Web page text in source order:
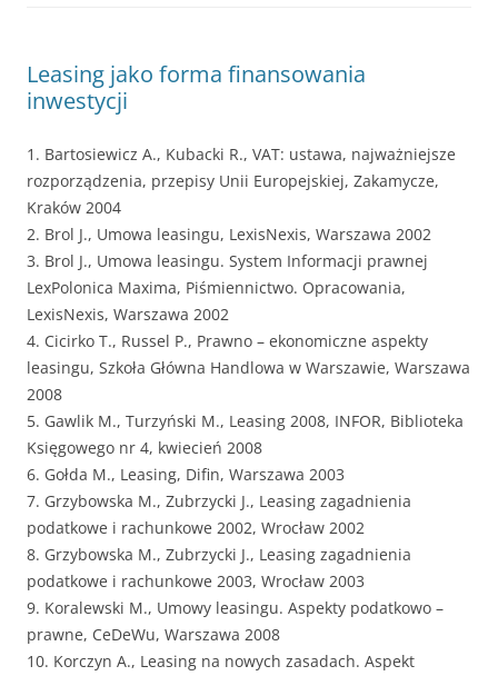
Leasing jako forma finansowania
inwestycji
1. Bartosiewicz A., Kubacki R., VAT: ustawa, najważniejsze
rozporządzenia, przepisy Unii Europejskiej, Zakamycze,
Kraków 2004
2. Brol J., Umowa leasingu, LexisNexis, Warszawa 2002
3. Brol J., Umowa leasingu. System Informacji prawnej
LexPolonica Maxima, Piśmiennictwo. Opracowania,
LexisNexis, Warszawa 2002
4. Cicirko T., Russel P., Prawno – ekonomiczne aspekty
leasingu, Szkoła Główna Handlowa w Warszawie, Warszawa
2008
5. Gawlik M., Turzyński M., Leasing 2008, INFOR, Biblioteka
Księgowego nr 4, kwiecień 2008
6. Gołda M., Leasing, Difin, Warszawa 2003
7. Grzybowska M., Zubrzycki J., Leasing zagadnienia
podatkowe i rachunkowe 2002, Wrocław 2002
8. Grzybowska M., Zubrzycki J., Leasing zagadnienia
podatkowe i rachunkowe 2003, Wrocław 2003
9. Koralewski M., Umowy leasingu. Aspekty podatkowo –
prawne, CeDeWu, Warszawa 2008
10. Korczyn A., Leasing na nowych zasadach. Aspekt